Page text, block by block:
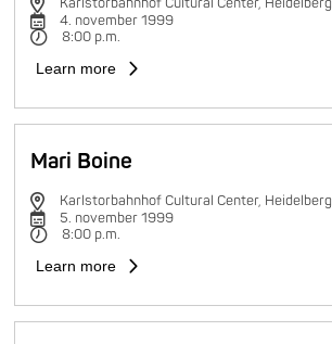
4. november 1999
8:00 p.m.
Learn more
Mari Boine
Karlstorbahnhof Cultural Center, Heidelberg
5. november 1999
8:00 p.m.
Learn more